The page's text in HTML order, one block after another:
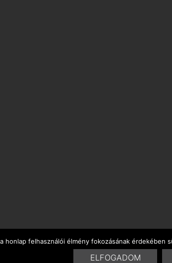
honlap felhasználói élmény fokozásának
ELFOGADOM